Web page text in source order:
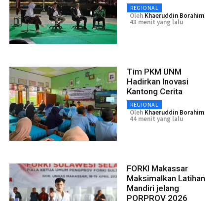
REGIONAL
Oleh Khaeruddin Borahim
43 menit yang lalu
Tim PKM UNM
Hadirkan Inovasi
Kantong Cerita
REGIONAL
Oleh Khaeruddin Borahim
44 menit yang lalu
FORKI Makassar
Maksimalkan Latihan
Mandiri jelang
PORPROV 2026